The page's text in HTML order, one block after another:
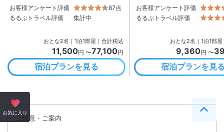
お客様アンケート評価
87点
るるぶトラベル評価
集計中
おとな2名 ｜ 1泊1部屋｜合計税込
11,500円 〜77,100円
宿泊プランを見る
お客様アンケート評価
るるぶトラベル評価
おとな2名 ｜ 1泊1部屋
9,360円 〜
宿泊プランを見
ご注意・ご案内
お気に入り ペー